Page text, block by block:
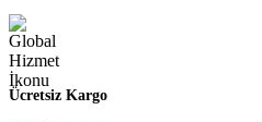
Ücretsiz Kargo